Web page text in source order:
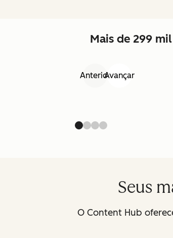
Mais de 299
AnteriorAvançar
Seus
O Content Hub